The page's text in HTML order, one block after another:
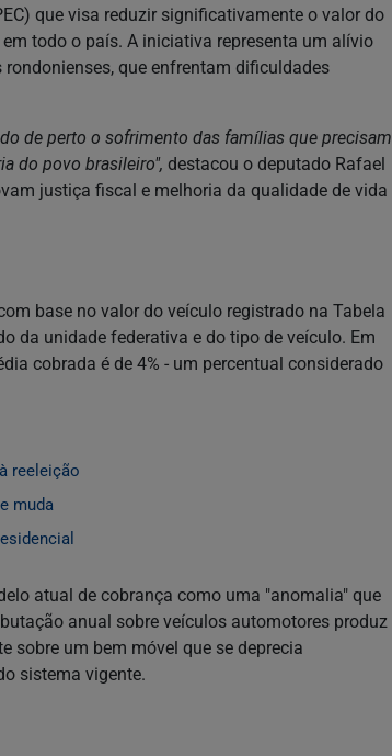
que visa reduzir significativamente o valor do
todo o país. A iniciativa representa um alívio
que enfrentam dificuldades
de perto o sofrimento das famílias que precisam
do povo brasileiro", destacou o deputado Rafael
justiça fiscal e melhoria da qualidade de vida
base no valor do veículo registrado na Tabela
da unidade federativa e do tipo de veículo. Em
cobrada é de 4% - um percentual considerado
reeleição
muda
atual de cobrança como uma "anomalia" que
anual sobre veículos automotores produz
sobre um bem móvel que se deprecia
sistema vigente.